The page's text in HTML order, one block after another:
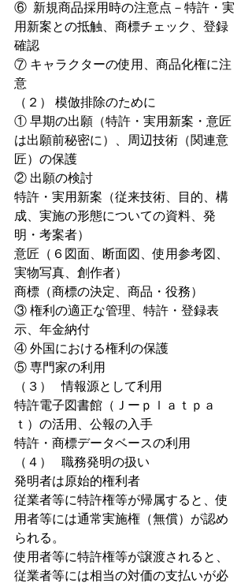
⑥  新規商品採用時の注意点－特許・実
用新案との抵触、商標チェック、登録
確認
⑦ キャラクターの使用、商品化権に注
意
（２） 模倣排除のために
① 早期の出願（特許・実用新案・意匠
は出願前秘密に）、周辺技術（関連意
匠）の保護
② 出願の検討
特許・実用新案（従来技術、目的、構
成、実施の形態についての資料、発
明・考案者）
意匠（６図面、断面図、使用参考図、
実物写真、創作者）
商標（商標の決定、商品・役務）
③ 権利の適正な管理、特許・登録表
示、年金納付
④ 外国における権利の保護
⑤ 専門家の利用
（３）   情報源として利用
特許電子図書館（Ｊーｐｌａｔｐａ
ｔ）の活用、公報の入手
特許・商標データベースの利用
（４）   職務発明の扱い
発明者は原始的権利者
従業者等に特許権等が帰属すると、使
用者等には通常実施権（無償）が認め
られる。
使用者等に特許権等が譲渡されると、
従業者等には相当の対価の支払いが必